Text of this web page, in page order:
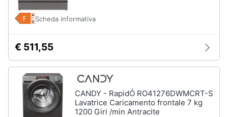
Scheda informativa
€ 511,55
CANDY - RapidÓ RO41276DWMCRT-S
Lavatrice Caricamento frontale 7 kg
1200 Giri /min Antracite